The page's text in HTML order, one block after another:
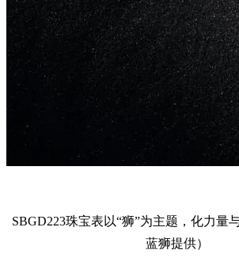
SBGD223珠宝表以“狮”为主题，化力量
蓝狮提供）